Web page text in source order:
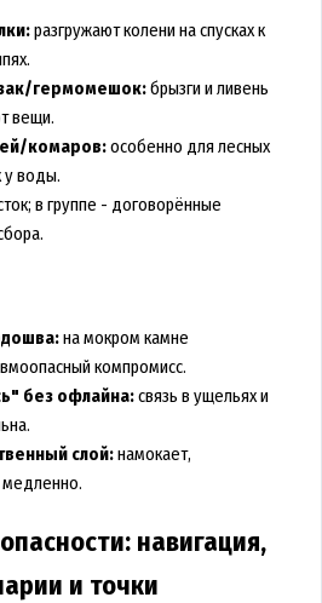
разгружают колени на спусках к
гермомешок:брызги и ливень
вещи.
комаров:особенно для лесных
у воды.
в группе - договорённые
на мокром камне
компромисс.
без офлайна:связь в ущельях и
слой:намокает,
медленно.
навигация,
и точки